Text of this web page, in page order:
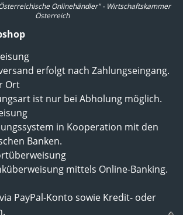
Onlinehändler" - Wirtschaftskammer
Österreich
erfolgt nach Zahlungseingang.
Ort
ist nur bei Abholung möglich.
in Kooperation mit den
Banken.
mittels Online-Banking.
PayPal-Konto sowie Kredit- oder